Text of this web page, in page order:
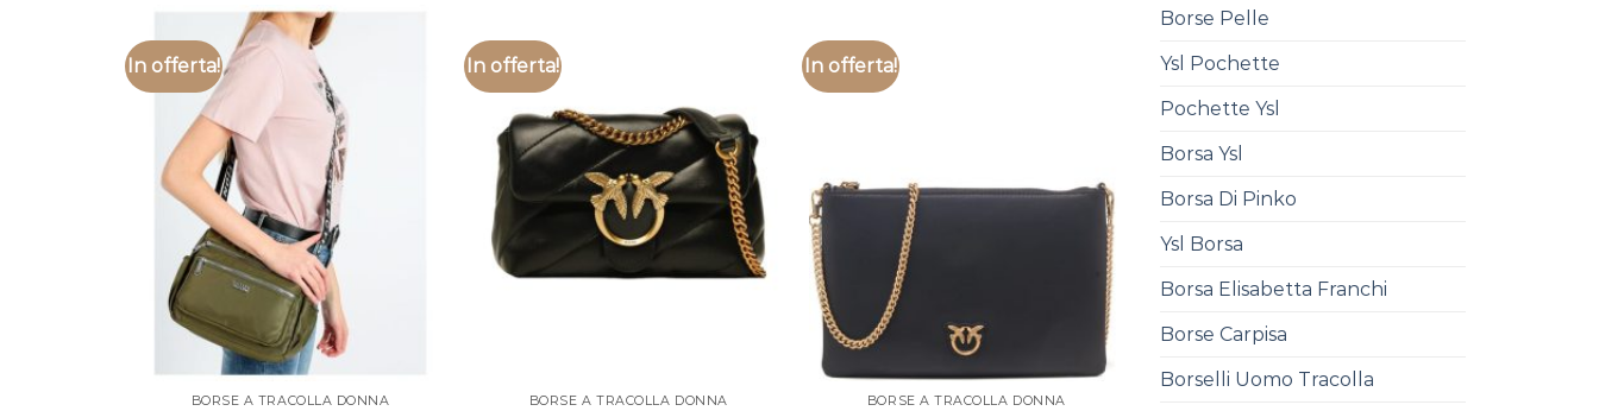
In offerta!
BORSE A TRACOLLA DONNA
In offerta!
BORSE A TRACOLLA DONNA
In offerta!
BORSE A TRACOLLA DONNA
Borse Pelle
Ysl Pochette
Pochette Ysl
Borsa Ysl
Borsa Di Pinko
Ysl Borsa
Borsa Elisabetta Franchi
Borse Carpisa
Borselli Uomo Tracolla